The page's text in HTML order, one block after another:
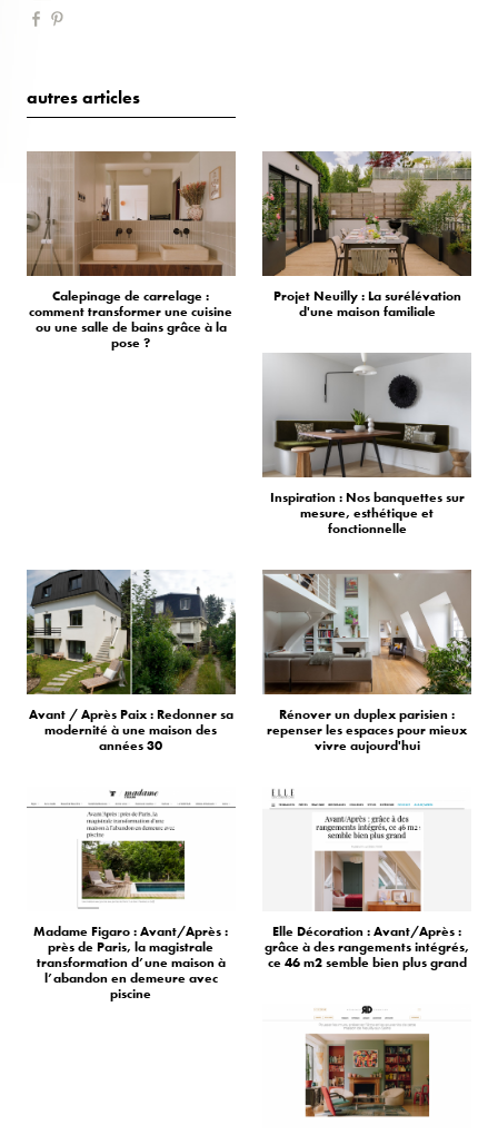
autres articles
Calepinage de carrelage :
comment transformer une cuisine
ou une salle de bains grâce à la
pose ?
Projet Neuilly : La surélévation
d'une maison familiale
Inspiration : Nos banquettes sur
mesure, esthétique et
fonctionnelle
Avant / Après Paix : Redonner sa
modernité à une maison des
années 30
Rénover un duplex parisien :
repenser les espaces pour mieux
vivre aujourd'hui
Madame Figaro : Avant/Après :
près de Paris, la magistrale
transformation d’une maison à
l’abandon en demeure avec
piscine
Elle Décoration : Avant/Après :
grâce à des rangements intégrés,
ce 46 m2 semble bien plus grand